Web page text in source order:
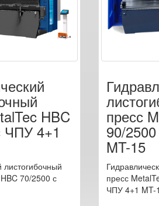
HBC
ЧПУ 4+1
листогибочный
70/2500 с
пресс
90/
MT-15
пресс
ЧПУ 4+1 MT-